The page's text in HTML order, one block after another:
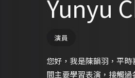
Yunyu
演員
您好，我是陳韻羽，平
間主要學習表演，接觸